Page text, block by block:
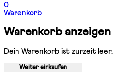
0
Warenkorb
Warenkorb anzeigen
Dein Warenkorb ist zurzeit leer.
Weiter einkaufen